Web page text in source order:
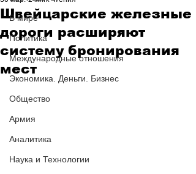
В мире
Политика
Международные отношения
Экономика. Деньги. Бизнес
Общество
Армия
Аналитика
Наука и Технологии
Швейцарские железные
дороги расширяют
систему бронирования
мест